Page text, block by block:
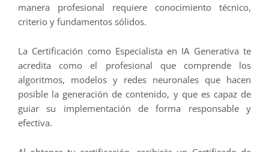
manera profesional requiere conocimiento técnico,
criterio y fundamentos sólidos.
La Certificación como Especialista en IA Generativa te
acredita como el profesional que comprende los
algoritmos, modelos y redes neuronales que hacen
posible la generación de contenido, y que es capaz de
guiar su implementación de forma responsable y
efectiva.